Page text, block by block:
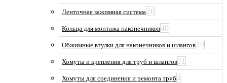
Ленточная зажимная система26
Кольца для монтажа наконечников40
Обжимные втулки для наконечников и шлангов 19
Хомуты и крепления для труб и шлангов 11
Хомуты для соединения и ремонта труб4